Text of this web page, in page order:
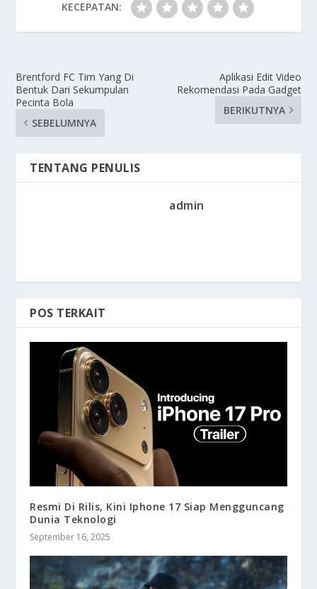
KECEPATAN:
Brentford FC Tim Yang Di
Bentuk Dari Sekumpulan
Pecinta Bola
SEBELUMNYA
Aplikasi Edit Video
Rekomendasi Pada Gadget
BERIKUTNYA
TENTANG PENULIS
admin
POS TERKAIT
Resmi Di Rilis, Kini Iphone 17 Siap Mengguncang
Dunia Teknologi
September 16, 2025